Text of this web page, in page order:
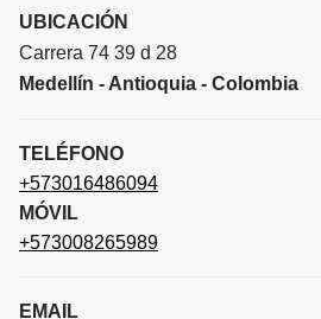
UBICACIÓN
Carrera 74 39 d 28
Medellín - Antioquia - Colombia
TELÉFONO
+573016486094
MÓVIL
+573008265989
EMAIL